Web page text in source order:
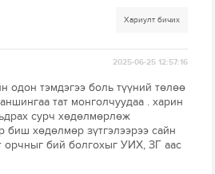
Хариулт бичих
2025-06-25 12:57:16
одон тэмдэгээ боль түүний төлөө
тат монголчуудаа . харин
сурч хөдөлмөрлөж
биш хөдөлмөр зүтгэлээрээ сайн
орчныг бий болгохыг УИХ, ЗГ аас